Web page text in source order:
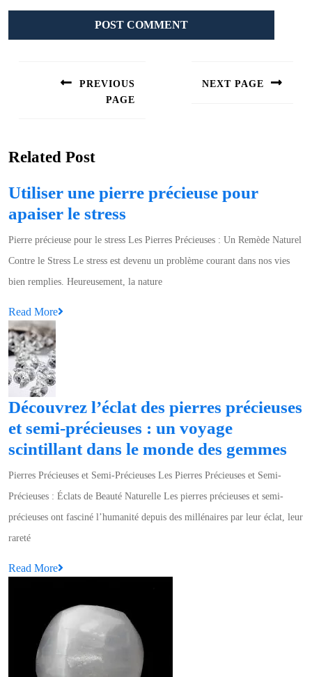
PREVIOUS
PAGE
NEXT PAGE
Related Post
Utiliser une pierre précieuse pour
apaiser le stress
une
pierre
précieuse
Pierre précieuse pour le stress Les Pierres Précieuses : Un Remède Naturel
Contre le Stress Le stress est devenu un problème courant dans nos vies
bien remplies. Heureusement, la nature
Read More
Découvrez l’éclat des pierres précieuses
et semi-précieuses : un voyage
scintillant dans le monde des gemmes
Pierres Précieuses et Semi-Précieuses Les Pierres Précieuses et Semi-
Précieuses : Éclats de Beauté Naturelle Les pierres précieuses et semi-
précieuses ont fasciné l’humanité depuis des millénaires par leur éclat, leur
rareté
Read More